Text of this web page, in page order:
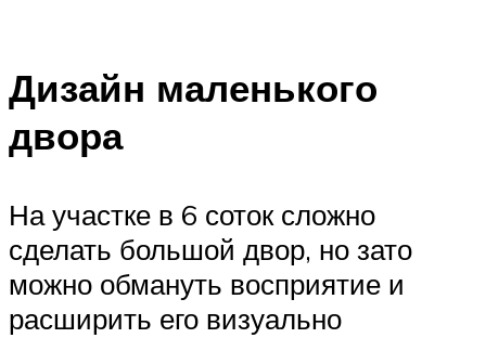
Дизайн маленького
двора
На участке в 6 соток сложно
сделать большой двор, но зато
можно обмануть восприятие и
расширить его визуально